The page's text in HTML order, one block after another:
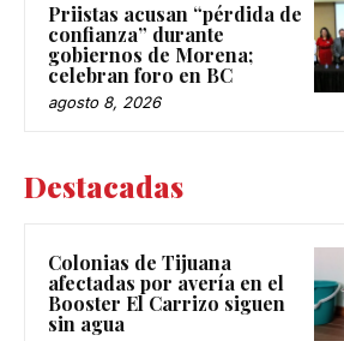
Priistas acusan “pérdida de
confianza” durante
gobiernos de Morena;
celebran foro en BC
agosto 8, 2026
Destacadas
Colonias de Tijuana
afectadas por avería en el
Booster El Carrizo siguen
sin agua